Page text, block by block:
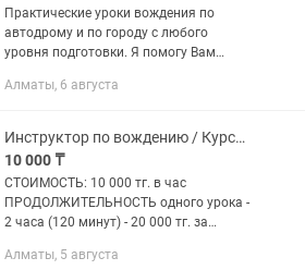
Практические уроки вождения по
автодрому и по городу с любого
уровня подготовки. Я помогу Вам
автошколы или получения
справиться с...
Алматы, 6 августа
Инструктор по вождению / Курсы вождения / АвтоИнструктор
10 000 ₸
СТОИМОСТЬ: 10 000 тг. в час
ПРОДОЛЖИТЕЛЬНОСТЬ одного урока -
2 часа (120 минут) - 20 000 тг. за
- Hyundai Tucson, 2023 года на
Алматы, 5 августа